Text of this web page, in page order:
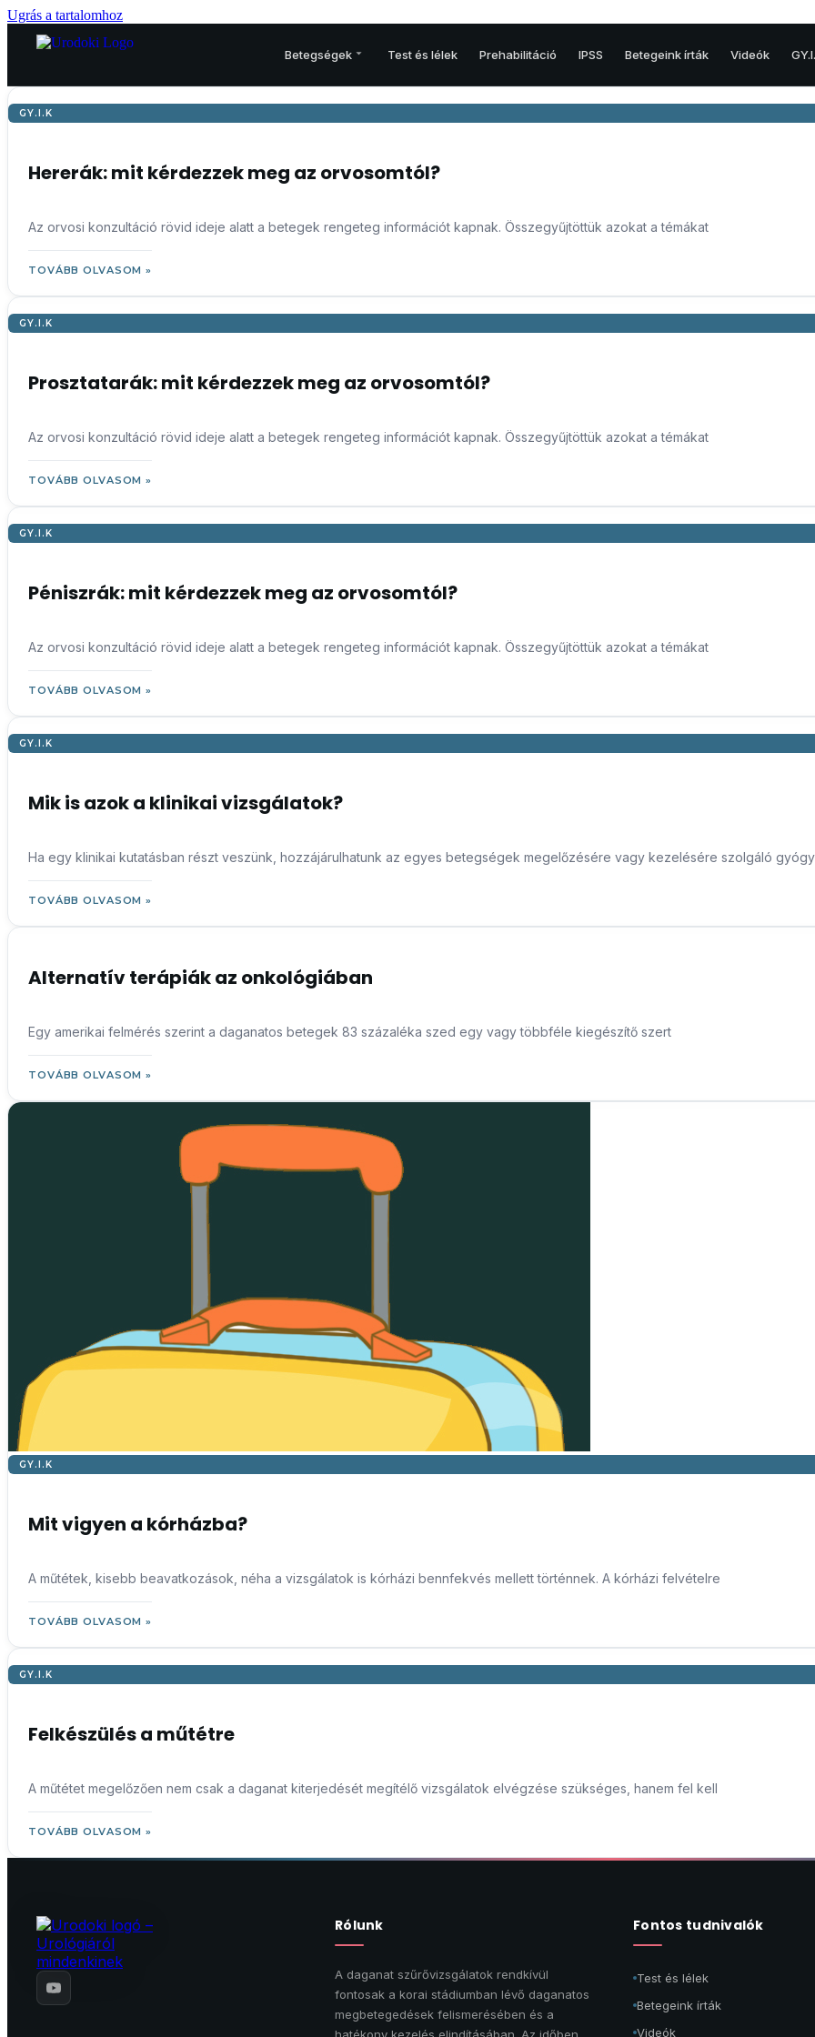
Ugrás a tartalomhoz
Betegségek
PROSZTATA
Prosztatarák – áttekintés
Kezelési terv
Csontegészség
HERE
Test és lélek Prehabilitáció IPSS Betegeink írták Videók
GY.I.K
Hererák: mit kérdezzek meg az orvosomtól?
Az orvosi konzultáció rövid ideje alatt a betegek rengeteg információt kapnak. Összegyűjtöttük azokat a témákat
TOVÁBB OLVASOM »
GY.I.K
Prosztatarák: mit kérdezzek meg az orvosomtól?
Az orvosi konzultáció rövid ideje alatt a betegek rengeteg információt kapnak. Összegyűjtöttük azokat a témákat
TOVÁBB OLVASOM »
GY.I.K
Péniszrák: mit kérdezzek meg az orvosomtól?
Az orvosi konzultáció rövid ideje alatt a betegek rengeteg információt kapnak. Összegyűjtöttük azokat a témákat
TOVÁBB OLVASOM »
GY.I.K
Mik is azok a klinikai vizsgálatok?
Ha egy klinikai kutatásban részt veszünk, hozzájárulhatunk az egyes betegségek megelőzésére vagy kezelésére szolgáló
TOVÁBB OLVASOM »
Alternatív terápiák az onkológiában
Egy amerikai felmérés szerint a daganatos betegek 83 százaléka szed egy vagy többféle kiegészítő szert
TOVÁBB OLVASOM »
GY.I.K
Mit vigyen a kórházba?
A műtétek, kisebb beavatkozások, néha a vizsgálatok is kórházi bennfekvés mellett történnek. A kórházi felvételre
TOVÁBB OLVASOM »
GY.I.K
Felkészülés a műtétre
A műtétet megelőzően nem csak a daganat kiterjedését megítélő vizsgálatok elvégzése szükséges, hanem fel kell
TOVÁBB OLVASOM »
Rólunk
A daganat szűrővizsgálatok rendkívül
fontosak a korai stádiumban lévő daganatos
megbetegedések felismerésében és a
Fontos tudnivalók
Test és lélek
Betegeink írták
Videók